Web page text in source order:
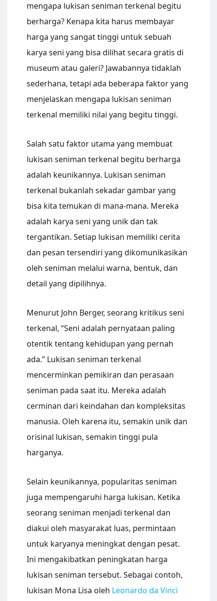
mengapa lukisan seniman terkenal begitu
berharga? Kenapa kita harus membayar
harga yang sangat tinggi untuk sebuah
karya seni yang bisa dilihat secara gratis di
museum atau galeri? Jawabannya tidaklah
sederhana, tetapi ada beberapa faktor yang
menjelaskan mengapa lukisan seniman
terkenal memiliki nilai yang begitu tinggi.
Salah satu faktor utama yang membuat
lukisan seniman terkenal begitu berharga
adalah keunikannya. Lukisan seniman
terkenal bukanlah sekadar gambar yang
bisa kita temukan di mana-mana. Mereka
adalah karya seni yang unik dan tak
tergantikan. Setiap lukisan memiliki cerita
dan pesan tersendiri yang dikomunikasikan
oleh seniman melalui warna, bentuk, dan
detail yang dipilihnya.
Menurut John Berger, seorang kritikus seni
terkenal, “Seni adalah pernyataan paling
otentik tentang kehidupan yang pernah
ada.” Lukisan seniman terkenal
mencerminkan pemikiran dan perasaan
seniman pada saat itu. Mereka adalah
cerminan dari keindahan dan kompleksitas
manusia. Oleh karena itu, semakin unik dan
orisinal lukisan, semakin tinggi pula
harganya.
Selain keunikannya, popularitas seniman
juga mempengaruhi harga lukisan. Ketika
seorang seniman menjadi terkenal dan
diakui oleh masyarakat luas, permintaan
untuk karyanya meningkat dengan pesat.
Ini mengakibatkan peningkatan harga
lukisan seniman tersebut. Sebagai contoh,
lukisan Mona Lisa oleh Leonardo da Vinci